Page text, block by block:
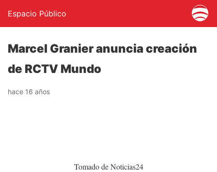
Espacio Público
Marcel Granier anuncia creación
de RCTV Mundo
hace 16 años
Tomado de Noticias24